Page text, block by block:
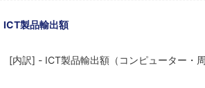
ICT製品輸出額
[内訳] - ICT製品輸出額（コンピューター・周